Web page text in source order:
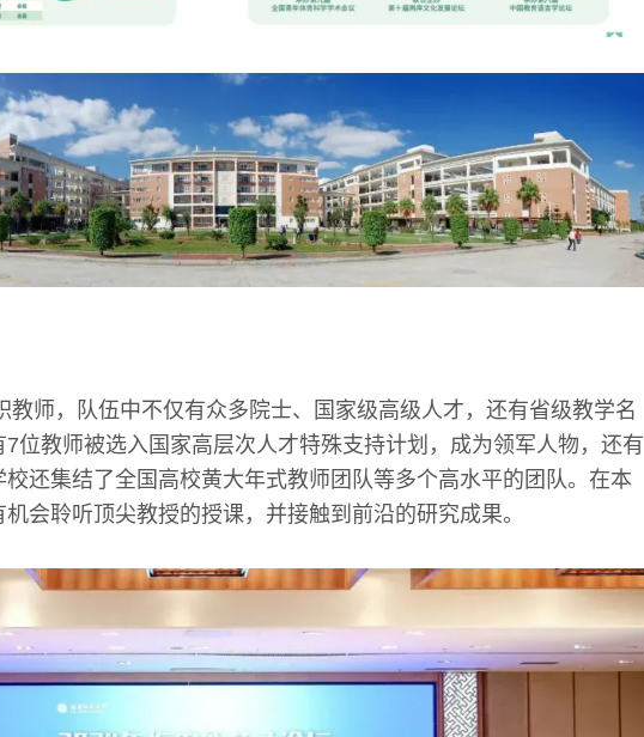
教师，队伍中不仅有众多院士、国家级高级人才，还有省级教学名
位教师被选入国家高层次人才特殊支持计划，成为领军人物，还有
还集结了全国高校黄大年式教师团队等多个高水平的团队。在本
会聆听顶尖教授的授课，并接触到前沿的研究成果。